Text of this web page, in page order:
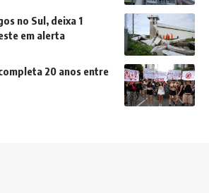
no Sul, deixa 1
em alerta
20 anos entre